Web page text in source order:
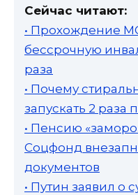
Сейчас читают:
• Прохождение
бессрочную
раза
• Почему
запускать 2 раза
• Пенсию
Соцфонд
документов
• Путин заявил о